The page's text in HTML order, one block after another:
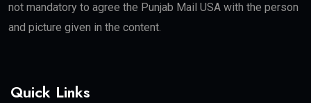
not mandatory to agree the Punjab Mail USA with the person
and picture given in the content.
Quick Links